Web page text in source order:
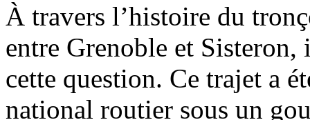
À travers l’histoire du
entre Grenoble et Sisteron,
cette question. Ce trajet a
national routier sous un